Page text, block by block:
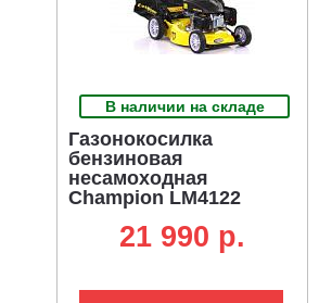
В наличии на складе
Газонокосилка
бензиновая
несамоходная
Champion LM4122
123 см3, 40 л, 23 кг)
21 990 p.